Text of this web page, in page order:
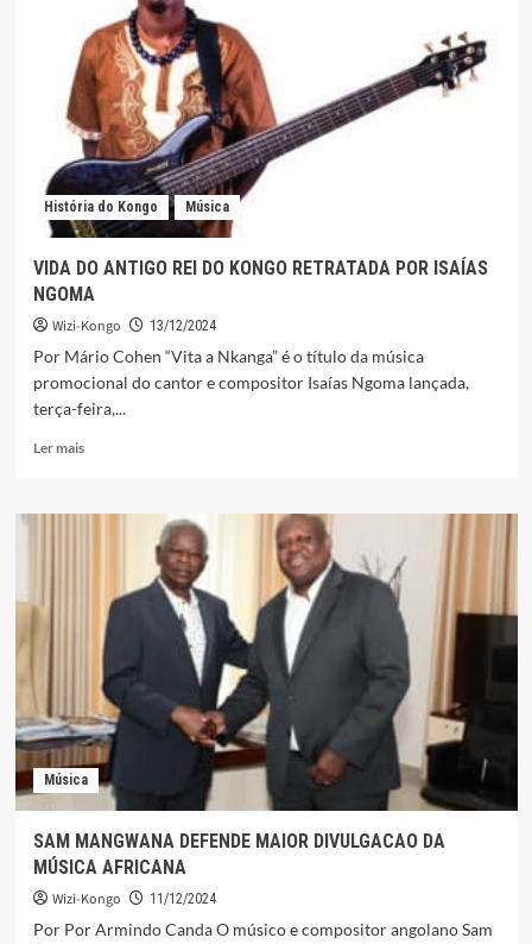
DOMBELE
BERNARDO
SUGERIAM
A
USAR
VOZ
COMO
ARMA“
História do Kongo Música
VIDA DO ANTIGO REI DO KONGO RETRATADA POR ISAÍAS
NGOMA
Wizi-Kongo 13/12/2024
Por Mário Cohen “Vita a Nkanga” é o título da música
promocional do cantor e compositor Isaías Ngoma lançada,
terça-feira,...
Ler maisLeia
VIDA
KONGO
RETRATADA
ISAÍAS
NGOMA
Música
SAM MANGWANA DEFENDE MAIOR DIVULGACAO DA
MÚSICA AFRICANA
Wizi-Kongo 11/12/2024
Por Por Armindo Canda O músico e compositor angolano Sam